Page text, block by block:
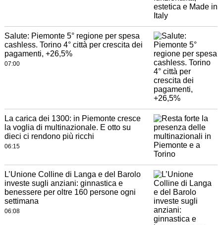
Salute: Piemonte 5° regione per spesa
cashless. Torino 4° città per crescita dei
pagamenti, +26,5%
07:00
La carica dei 1300: in Piemonte cresce
la voglia di multinazionale. E otto su
dieci ci rendono più ricchi
06:15
L’Unione Colline di Langa e del Barolo
investe sugli anziani: ginnastica e
benessere per oltre 160 persone ogni
settimana
06:08